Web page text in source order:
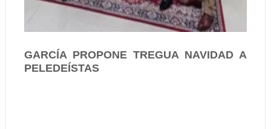
GARCÍA PROPONE TREGUA NAVIDAD A
PELEDEÍSTAS